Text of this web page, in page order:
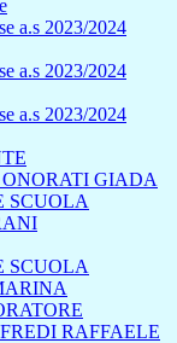
a.s 2023/2024
a.s 2023/2024
a.s 2023/2024
GIADA
SCUOLA
SCUOLA
RAFFAELE